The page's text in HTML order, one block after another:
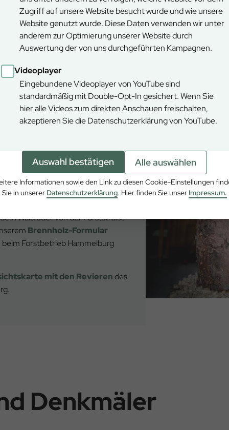
Zugriff auf unsere Website besucht wurde und wie unsere
Website genutzt wurde. Diese Daten verwenden wir unter
anderem zur Optimierung unserer Website durch
Auswertung der von uns durchgeführten Kampagnen.
Videoplayer
Eingebundene Videoplayer von YouTube sind
standardmäßig mit Double-Opt-In gesichert. Wenn Sie
hier alle Videos zum direkten Anschauen freischalten,
akzeptieren Sie die Datenschutzerklärung von YouTube.
Auswahl bestätigen Alle auswählen
Informationen sowie den Link zu diesen Cookie-Einstellungen
Sie in unserer Datenschutzerklärung. Hier finden Sie unser Impressum.
den realen Grenzen abweichen.
Wald oder von der Forststraße
Brennholz-Formular
Forstbetrieb Hammelburg
mit den Revieren des
Denkmäler